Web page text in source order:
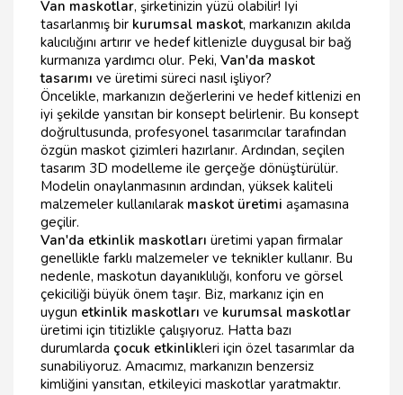
Van maskotlar, şirketinizin yüzü olabilir! İyi
tasarlanmış bir kurumsal maskot, markanızın akılda
kalıcılığını artırır ve hedef kitlenizle duygusal bir bağ
kurmanıza yardımcı olur. Peki, Van'da maskot
tasarımı ve üretimi süreci nasıl işliyor?
Öncelikle, markanızın değerlerini ve hedef kitlenizi en
iyi şekilde yansıtan bir konsept belirlenir. Bu konsept
doğrultusunda, profesyonel tasarımcılar tarafından
özgün maskot çizimleri hazırlanır. Ardından, seçilen
tasarım 3D modelleme ile gerçeğe dönüştürülür.
Modelin onaylanmasının ardından, yüksek kaliteli
malzemeler kullanılarak maskot üretimi aşamasına
geçilir.
Van'da etkinlik maskotları üretimi yapan firmalar
genellikle farklı malzemeler ve teknikler kullanır. Bu
nedenle, maskotun dayanıklılığı, konforu ve görsel
çekiciliği büyük önem taşır. Biz, markanız için en
uygun etkinlik maskotları ve kurumsal maskotlar
üretimi için titizlikle çalışıyoruz. Hatta bazı
durumlarda çocuk etkinlikleri için özel tasarımlar da
sunabiliyoruz. Amacımız, markanızın benzersiz
kimliğini yansıtan, etkileyici maskotlar yaratmaktır.